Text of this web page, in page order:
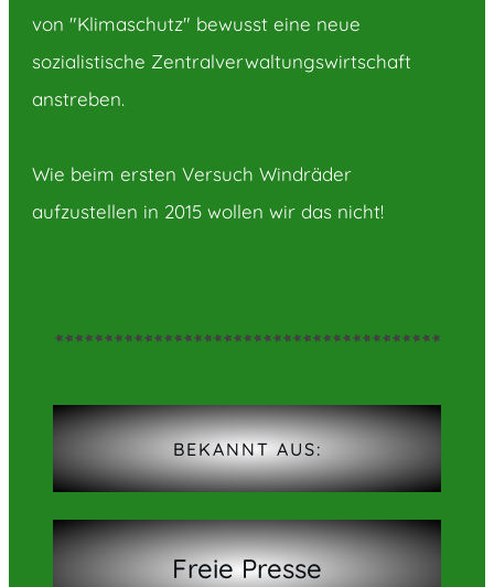
von "Klimaschutz" bewusst eine neue
sozialistische Zentralverwaltungswirtschaft
anstreben.
Wie beim ersten Versuch Windräder
aufzustellen in 2015 wollen wir das nicht!
BEKANNT AUS:
Freie Presse